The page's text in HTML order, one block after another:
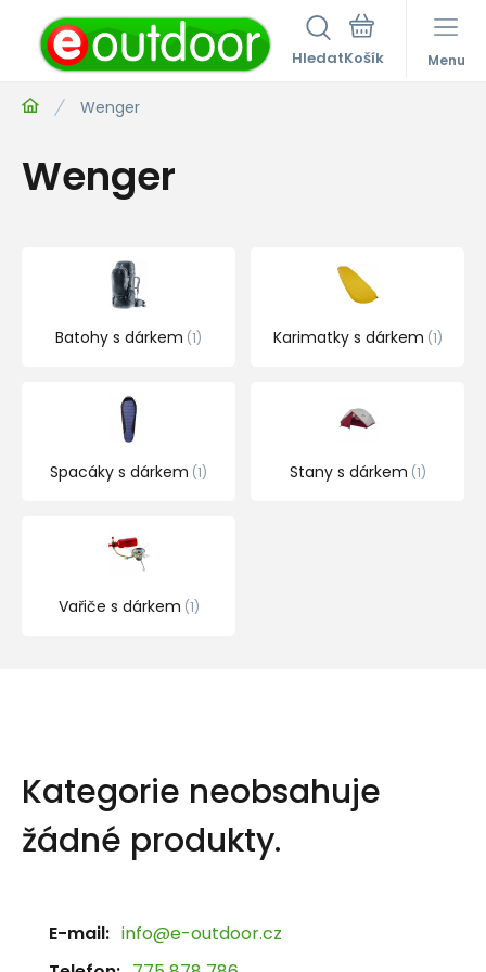
Hledat Menu
Wenger
Wenger
Batohy s dárkem 1 Karimatky s dárkem 1
Spacáky s dárkem 1 Stany s dárkem 1
Vařiče s dárkem 1
Kategorie neobsahuje
žádné produkty.
E-mail: info@e-outdoor.cz